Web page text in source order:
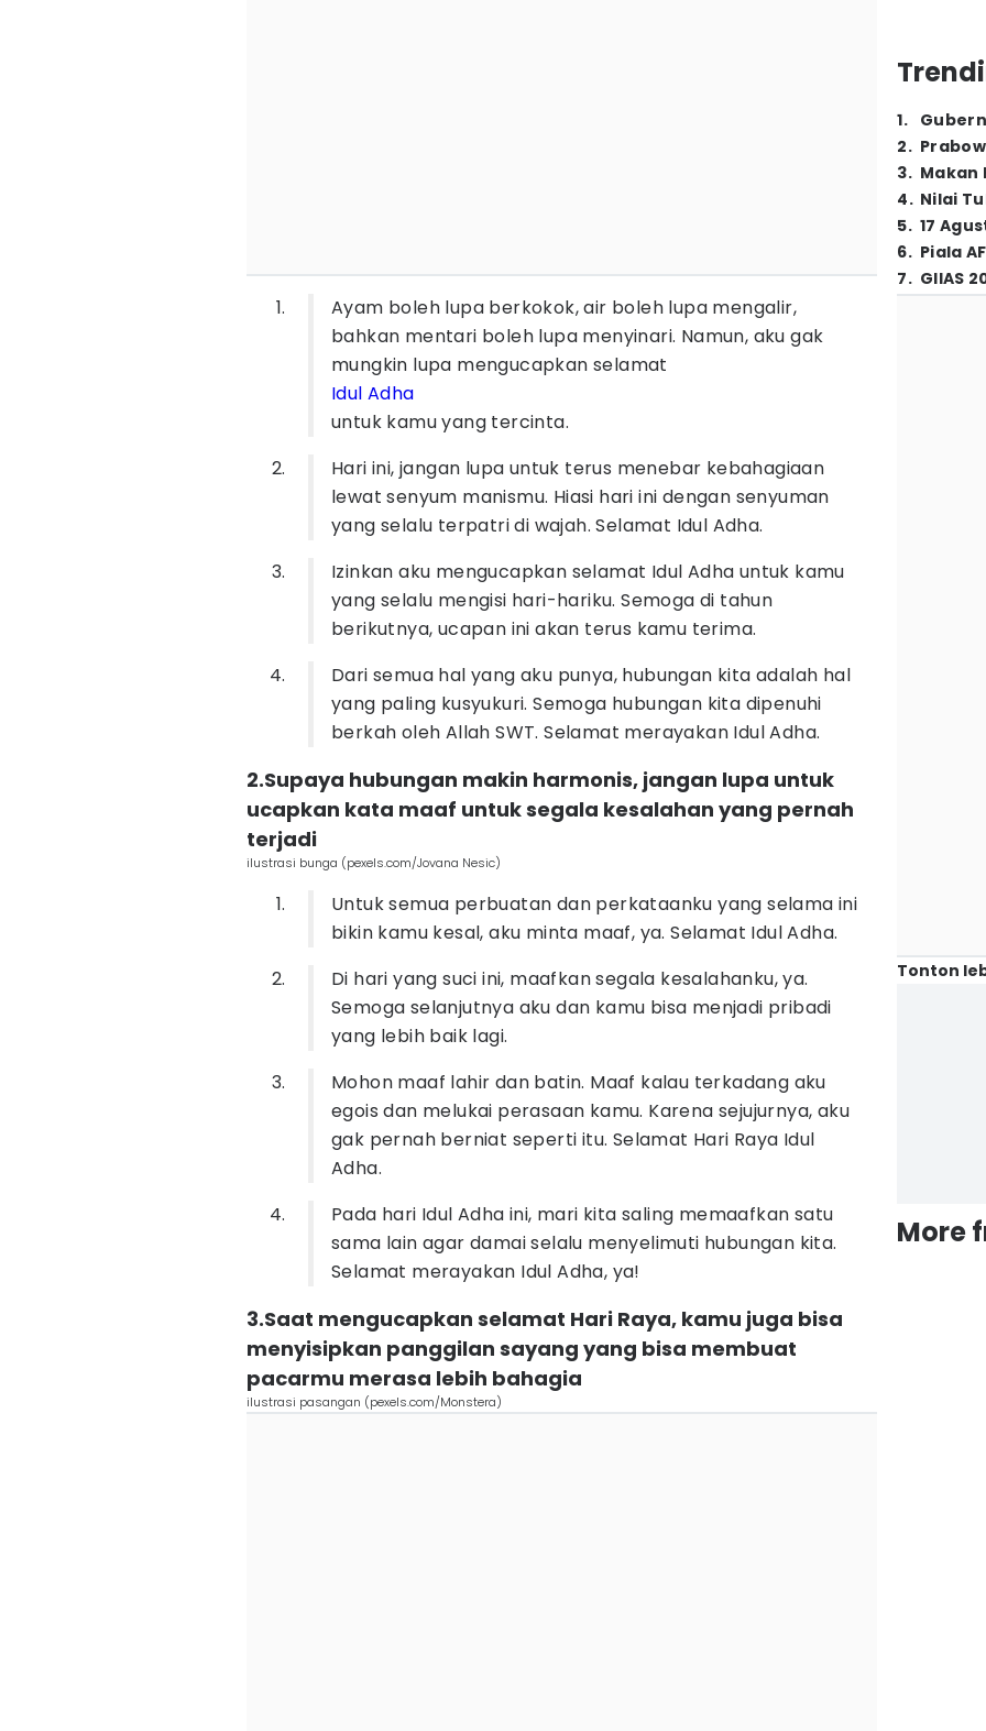
Ayam boleh lupa berkokok, air boleh lupa mengalir,
bahkan mentari boleh lupa menyinari. Namun, aku gak
mungkin lupa mengucapkan selamat
Idul Adha
untuk kamu yang tercinta.
Hari ini, jangan lupa untuk terus menebar kebahagiaan
lewat senyum manismu. Hiasi hari ini dengan senyuman
yang selalu terpatri di wajah. Selamat Idul Adha.
Izinkan aku mengucapkan selamat Idul Adha untuk kamu
yang selalu mengisi hari-hariku. Semoga di tahun
berikutnya, ucapan ini akan terus kamu terima.
Dari semua hal yang aku punya, hubungan kita adalah hal
yang paling kusyukuri. Semoga hubungan kita dipenuhi
berkah oleh Allah SWT. Selamat merayakan Idul Adha.
2.Supaya hubungan makin harmonis, jangan lupa untuk
ucapkan kata maaf untuk segala kesalahan yang pernah
terjadi
ilustrasi bunga (pexels.com/Jovana Nesic)
Untuk semua perbuatan dan perkataanku yang selama ini
bikin kamu kesal, aku minta maaf, ya. Selamat Idul Adha.
Di hari yang suci ini, maafkan segala kesalahanku, ya.
Semoga selanjutnya aku dan kamu bisa menjadi pribadi
yang lebih baik lagi.
Mohon maaf lahir dan batin. Maaf kalau terkadang aku
egois dan melukai perasaan kamu. Karena sejujurnya, aku
gak pernah berniat seperti itu. Selamat Hari Raya Idul
Adha.
Pada hari Idul Adha ini, mari kita saling memaafkan satu
sama lain agar damai selalu menyelimuti hubungan kita.
Selamat merayakan Idul Adha, ya!
3.Saat mengucapkan selamat Hari Raya, kamu juga bisa
menyisipkan panggilan sayang yang bisa membuat
pacarmu merasa lebih bahagia
ilustrasi pasangan (pexels.com/Monstera)
1.
2.
3. Makan
4. Nilai
5. 17
6. Piala
7. GIIAS
Tonton
More